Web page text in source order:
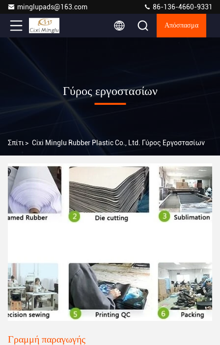
minglupads@163.com 86-136-4660-9331
Απόσπασμα
Γύρος εργοστασίων
Σπίτι > Cixi Minglu Rubber Plastic Co., Ltd. Γύρος Εργοστασίων
Γραμμή παραγωγής